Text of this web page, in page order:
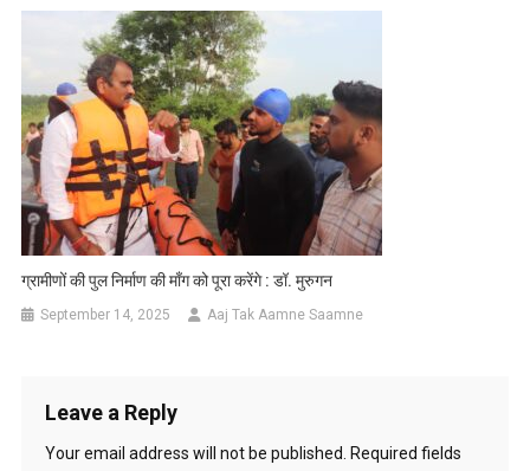
ग्रामीणों की पुल निर्माण की माँग को पूरा करेंगे : डॉ. मुरुगन
September 14, 2025 Aaj Tak Aamne Saamne
Leave a Reply
Your email address will not be published. Required fields